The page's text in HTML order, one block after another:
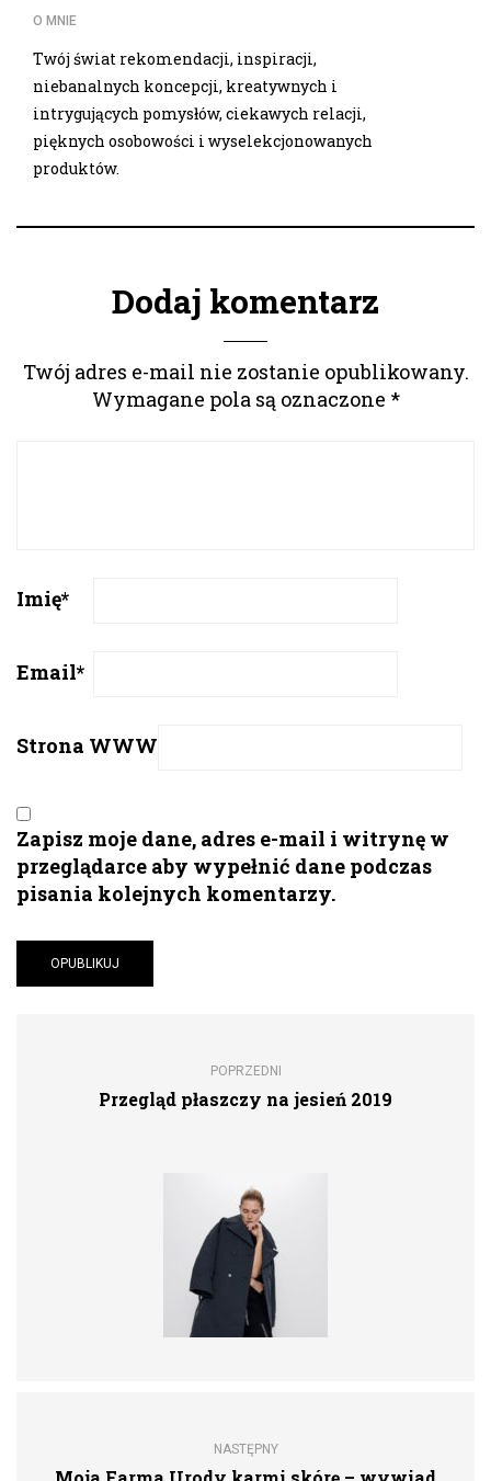
O MNIE
Twój świat rekomendacji, inspiracji,
niebanalnych koncepcji, kreatywnych i
intrygujących pomysłów, ciekawych relacji,
pięknych osobowości i wyselekcjonowanych
produktów.
Dodaj komentarz
Twój adres e-mail nie zostanie opublikowany.
Wymagane pola są oznaczone *
Imię*
Email*
Strona WWW
Zapisz moje dane, adres e-mail i witrynę w
przeglądarce aby wypełnić dane podczas
pisania kolejnych komentarzy.
POPRZEDNI
Przegląd płaszczy na jesień 2019
NASTĘPNY